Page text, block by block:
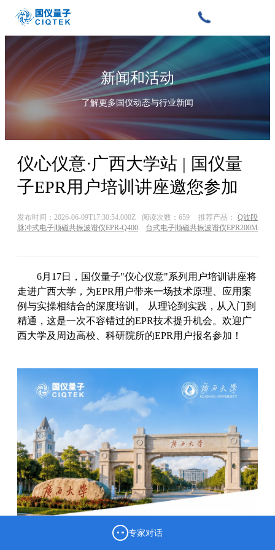
新闻和活动
了解更多国仪动态与行业新闻
仪心仪意·广西大学站 | 国仪量
子EPR用户培训讲座邀您参加
发布时间：2026-06-09T17:30:54.000Z 阅读次数：659 推荐产品： Q波段
脉冲式电子顺磁共振波谱仪EPR-Q400
台式电子顺磁共振波谱仪EPR200M
6月17日，国仪量子"仪心仪意"系列用户培训讲座将
走进广西大学，为EPR用户带来一场技术原理、应用案
例与实操相结合的深度培训。 从理论到实践，从入门到
精通，这是一次不容错过的EPR技术提升机会。欢迎广
西大学及周边高校、科研院所的EPR用户报名参加！
专家对话